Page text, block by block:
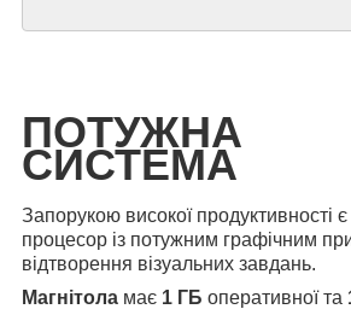
ПОТУЖНА
СИСТЕМА
Запорукою високої продуктивності
процесор із потужним графічним
відтворення візуальних завдань.
Магнітола має 1 ГБ оперативної та